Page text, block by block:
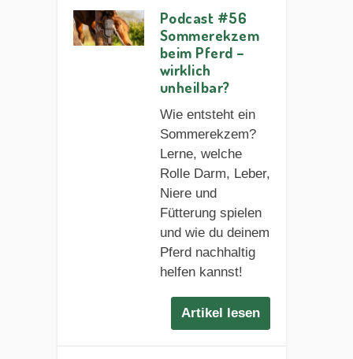
Podcast #56
Sommerekzem
beim Pferd –
wirklich
unheilbar?
Wie entsteht ein
Sommerekzem?
Lerne, welche
Rolle Darm, Leber,
Niere und
Fütterung spielen
und wie du deinem
Pferd nachhaltig
helfen kannst!
Artikel lesen